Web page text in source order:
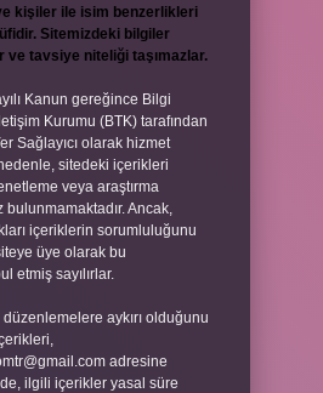
kişiler ile isim benzerlikleri
Sitemizdeki bilgiler
ve tavsiye niteliği taşımazlar.
Kanun gereğince Bilgi
Kurumu (BTK) tarafından
Sağlayıcı olarak hizmet
sitedeki içerikleri
veya araştırma
Ancak,
içeriklerin sorumluluğunu
üye olarak bu
etmiş sayılırlar.
aykırı olduğunu
adresine
ilgili içerikler yasal süre